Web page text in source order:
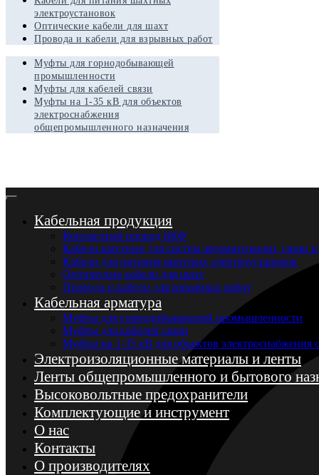
электроустановок
Оптические кабели для шахт
Провода и кабели для взрывных работ
Муфты для горнодобывающей
промышленности
Муфты для кабелей связи
Муфты на 1-35 кВ для объектов
электроснабжения
общепромышленного назначения
Кабельная продукция
Контактный провод БКФ
Кабели шахтные для систем автоматизации, связи
Кабели для питания шахтных электроустановок
Оптические кабели для шахт
Провода и кабели для взрывных работ
Кабельная арматура
Муфты для горнодобывающей промышленности
Муфты для кабелей связи
Муфты на 1-35 кВ для объектов
Электроизоляционные материалы и ленты
Ленты общепромышленного и бытового
Высоковольтные предохранители
Комплектующие и инструмент
О нас
Контакты
О производителях